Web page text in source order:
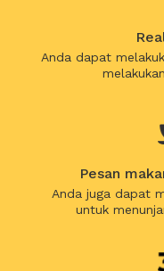
Anda dapat
Pesan
Anda juga dapat
untuk